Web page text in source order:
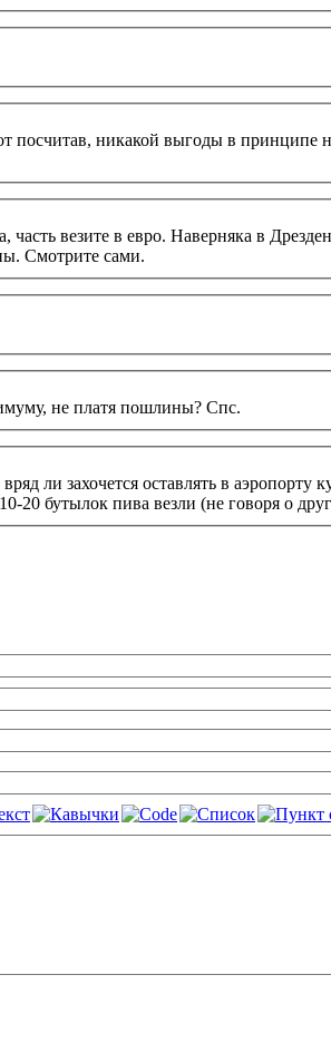
никакой выгоды в принципе
везите в евро. Наверняка в
Смотрите сами.
не платя пошлины? Спс.
ли захочется оставлять в
20 бутылок пива везли (не говоря о